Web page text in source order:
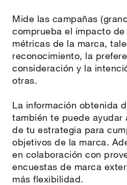
Mide las campañas
comprueba el impacto
métricas de la marca,
reconocimiento, la
consideración y la
otras.
La información obtenida
también te puede ayudar
de tu estrategia para
objetivos de la marca.
en colaboración con
encuestas de marca
más flexibilidad.